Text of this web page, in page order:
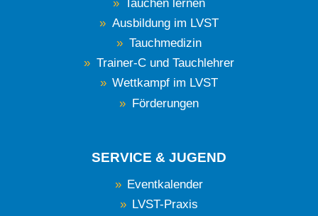
Tauchen lernen
Ausbildung im LVST
Tauchmedizin
Trainer-C und Tauchlehrer
Wettkampf im LVST
Förderungen
SERVICE & JUGEND
Eventkalender
LVST-Praxis